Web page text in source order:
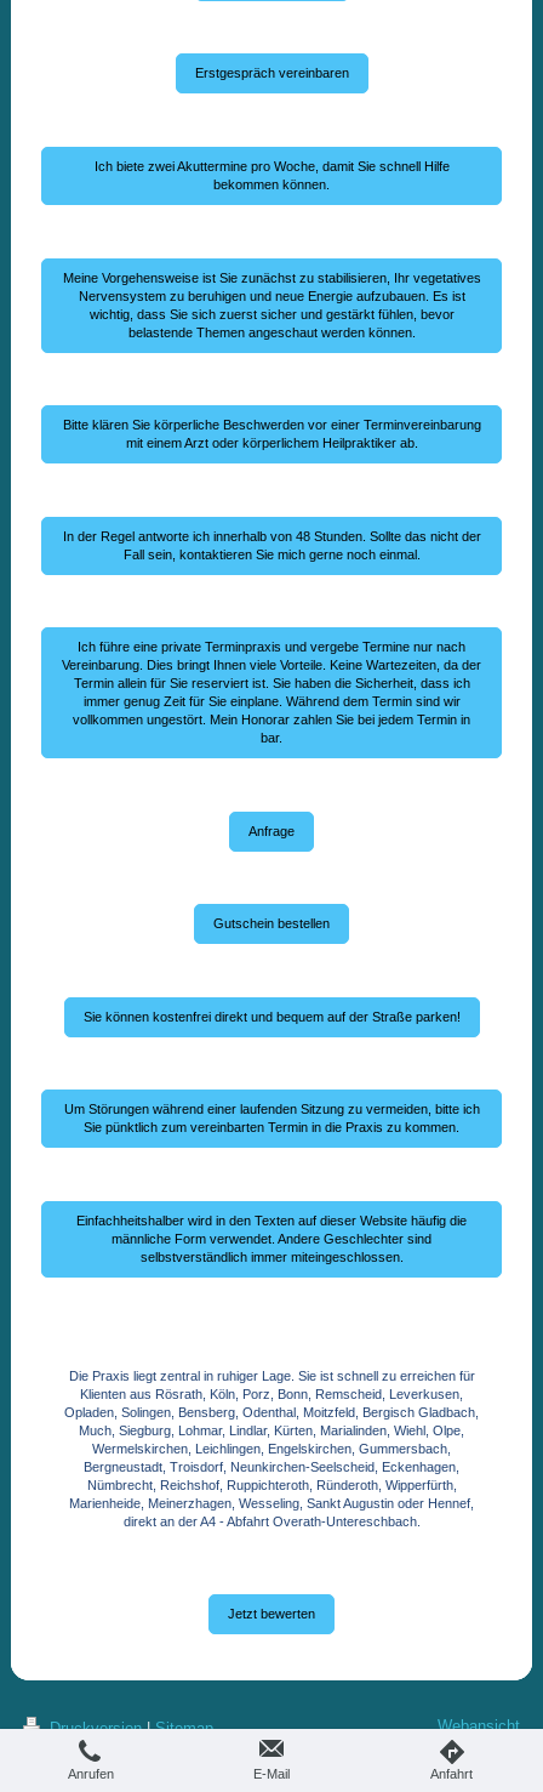
Erstgespräch vereinbaren
Ich biete zwei Akuttermine pro Woche, damit Sie schnell Hilfe
bekommen können.
Meine Vorgehensweise ist Sie zunächst zu stabilisieren, Ihr vegetatives
Nervensystem zu beruhigen und neue Energie aufzubauen. Es ist
wichtig, dass Sie sich zuerst sicher und gestärkt fühlen, bevor
belastende Themen angeschaut werden können.
Bitte klären Sie körperliche Beschwerden vor einer Terminvereinbarung
mit einem Arzt oder körperlichem Heilpraktiker ab.
In der Regel antworte ich innerhalb von 48 Stunden. Sollte das nicht der
Fall sein, kontaktieren Sie mich gerne noch einmal.
Ich führe eine private Terminpraxis und vergebe Termine nur nach
Vereinbarung. Dies bringt Ihnen viele Vorteile. Keine Wartezeiten, da der
Termin allein für Sie reserviert ist. Sie haben die Sicherheit, dass ich
immer genug Zeit für Sie einplane. Während dem Termin sind wir
vollkommen ungestört. Mein Honorar zahlen Sie bei jedem Termin in
bar.
Anfrage
Gutschein bestellen
Sie können kostenfrei direkt und bequem auf der Straße parken!
Um Störungen während einer laufenden Sitzung zu vermeiden, bitte ich
Sie pünktlich zum vereinbarten Termin in die Praxis zu kommen.
Einfachheitshalber wird in den Texten auf dieser Website häufig die
männliche Form verwendet. Andere Geschlechter sind
selbstverständlich immer miteingeschlossen.
Die Praxis liegt zentral in ruhiger Lage. Sie ist schnell zu erreichen für
Klienten aus Rösrath, Köln, Porz, Bonn, Remscheid, Leverkusen,
Opladen, Solingen, Bensberg, Odenthal, Moitzfeld, Bergisch Gladbach,
Much, Siegburg, Lohmar, Lindlar, Kürten, Marialinden, Wiehl, Olpe,
Wermelskirchen, Leichlingen, Engelskirchen, Gummersbach,
Bergneustadt, Troisdorf, Neunkirchen-Seelscheid, Eckenhagen,
Nümbrecht, Reichshof, Ruppichteroth, Ründeroth, Wipperfürth,
Marienheide, Meinerzhagen, Wesseling, Sankt Augustin oder Hennef,
direkt an der A4 - Abfahrt Overath-Untereschbach.
Jetzt bewerten
Druckversion| Sitemap
© Praxis Lichtstrahl Marita Cardué
Heilpraktikerin für Psychotherapie
Webansicht
Anrufen E-Mail Anfahrt